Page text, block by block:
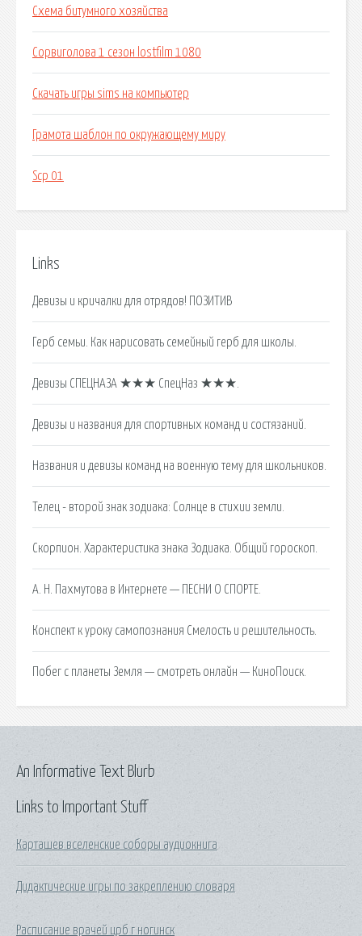
Схема битумного хозяйства
Сорвиголова 1 сезон lostfilm 1080
Скачать игры sims на компьютер
Грамота шаблон по окружающему миру
Scp 01
Links
Девизы и кричалки для отрядов! ПОЗИТИВ
Герб семьи. Как нарисовать семейный герб для школы.
Девизы СПЕЦНАЗА ★★★ СпецНаз ★★★.
Девизы и названия для спортивных команд и состязаний.
Названия и девизы команд на военную тему для школьников.
Телец - второй знак зодиака: Солнце в стихии земли.
Скорпион. Характеристика знака Зодиака. Общий гороскоп.
А. Н. Пахмутова в Интернете — ПЕСНИ О СПОРТЕ.
Конспект к уроку самопознания Смелость и решительность.
Побег с планеты Земля — смотреть онлайн — КиноПоиск.
Links to Important Stuff
Карташев вселенские соборы аудиокнига
Дидактические игры по закреплению словаря
Расписание врачей црб г ногинск
An Informative Text Blurb